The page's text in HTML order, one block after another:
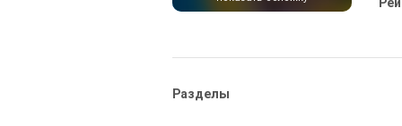
Разделы